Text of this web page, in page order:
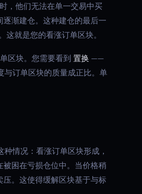
，他们无法在单一交易中买
渐建仓。这种建仓的最后一
就是您的看涨订单区块。
区块。您需要看到 置换 ——
与订单区块的质量成正比。单
情况：看涨订单区块形成，
困在亏损仓位中。当价格稍
。这使得缓解区块基于与标